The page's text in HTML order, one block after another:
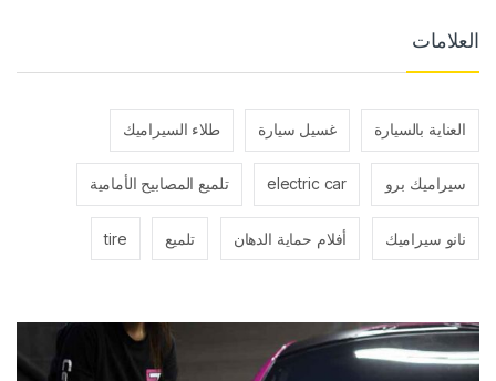
العلامات
العناية بالسيارة غسيل سيارة طلاء السيراميك
سيراميك برو electric car تلميع المصابيح الأمامية
نانو سيراميك أفلام حماية الدهان تلميع tire